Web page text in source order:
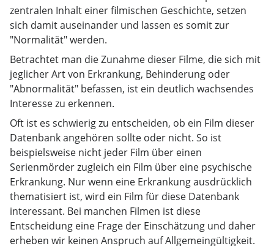
zentralen Inhalt einer filmischen Geschichte, setzen
sich damit auseinander und lassen es somit zur
"Normalität" werden.
Betrachtet man die Zunahme dieser Filme, die sich mit
jeglicher Art von Erkrankung, Behinderung oder
"Abnormalität" befassen, ist ein deutlich wachsendes
Interesse zu erkennen.
Oft ist es schwierig zu entscheiden, ob ein Film dieser
Datenbank angehören sollte oder nicht. So ist
beispielsweise nicht jeder Film über einen
Serienmörder zugleich ein Film über eine psychische
Erkrankung. Nur wenn eine Erkrankung ausdrücklich
thematisiert ist, wird ein Film für diese Datenbank
interessant. Bei manchen Filmen ist diese
Entscheidung eine Frage der Einschätzung und daher
erheben wir keinen Anspruch auf Allgemeingültigkeit.